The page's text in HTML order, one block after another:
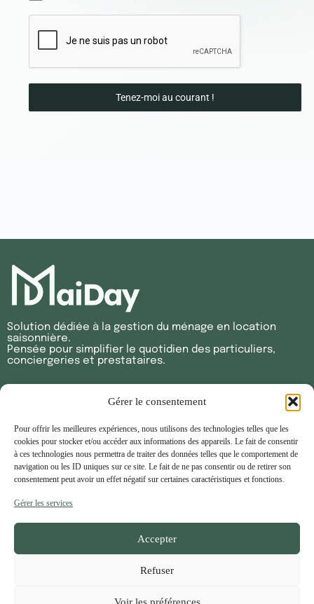
Gérer le consentement
Pour offrir les meilleures expériences, nous utilisons des technologies telles que les
cookies pour stocker et/ou accéder aux informations des appareils. Le fait de consentir
à ces technologies nous permettra de traiter des données telles que le comportement de
navigation ou les ID uniques sur ce site. Le fait de ne pas consentir ou de retirer son
consentement peut avoir un effet négatif sur certaines caractéristiques et fonctions.
Gérer les services
Accepter
Refuser
Voir les préférences
Tenez-moi au courant !
Solution dédiée à la gestion du ménage en location
saisonnière.
Pensée pour simplifier le quotidien des particuliers,
conciergeries et prestataires.
© 2026 MaiDay – Tous droits réservés
Solutions
Propriétaires
Conciergeries & agences
Prestataires
Blog
Mentions légales
Politique de confidentialité